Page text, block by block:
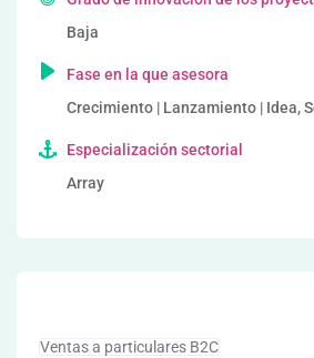
Baja
Fase en la que asesora
Crecimiento | Lanzamiento | Idea,
Especialización sectorial
Array
Ventas a particulares B2C